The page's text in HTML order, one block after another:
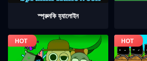
স্প্রুনকি হ্যালোইন